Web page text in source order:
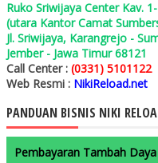
Ruko Sriwijaya Center Kav.
(utara Kantor Camat
Jl. Sriwijaya, Karangrejo -
Jember - Jawa Timur 68121
Call Center : (0331) 5101122
Web Resmi : NikiReload.net
PANDUAN BISNIS NIKI
Pembayaran Tambah